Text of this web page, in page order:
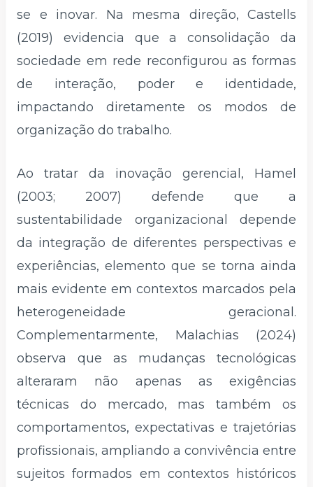
se e inovar. Na mesma direção, Castells
(2019) evidencia que a consolidação da
sociedade em rede reconfigurou as formas
de interação, poder e identidade,
impactando diretamente os modos de
organização do trabalho.
Ao tratar da inovação gerencial, Hamel
(2003; 2007) defende que a
sustentabilidade organizacional depende
da integração de diferentes perspectivas e
experiências, elemento que se torna ainda
mais evidente em contextos marcados pela
heterogeneidade geracional.
Complementarmente, Malachias (2024)
observa que as mudanças tecnológicas
alteraram não apenas as exigências
técnicas do mercado, mas também os
comportamentos, expectativas e trajetórias
profissionais, ampliando a convivência entre
sujeitos formados em contextos históricos